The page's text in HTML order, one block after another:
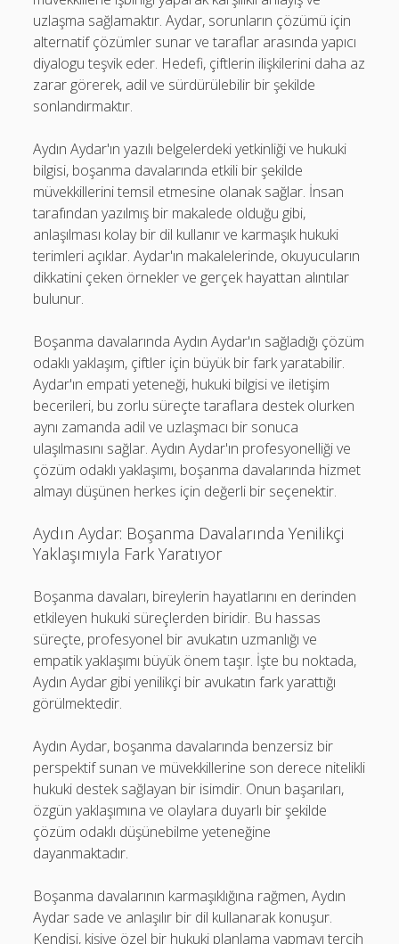
uzlaşma sağlamaktır. Aydar, sorunların çözümü için
alternatif çözümler sunar ve taraflar arasında yapıcı
diyalogu teşvik eder. Hedefi, çiftlerin ilişkilerini daha az
zarar görerek, adil ve sürdürülebilir bir şekilde
sonlandırmaktır.
Aydın Aydar'ın yazılı belgelerdeki yetkinliği ve hukuki
bilgisi, boşanma davalarında etkili bir şekilde
müvekkillerini temsil etmesine olanak sağlar. İnsan
tarafından yazılmış bir makalede olduğu gibi,
anlaşılması kolay bir dil kullanır ve karmaşık hukuki
terimleri açıklar. Aydar'ın makalelerinde, okuyucuların
dikkatini çeken örnekler ve gerçek hayattan alıntılar
bulunur.
Boşanma davalarında Aydın Aydar'ın sağladığı çözüm
odaklı yaklaşım, çiftler için büyük bir fark yaratabilir.
Aydar'ın empati yeteneği, hukuki bilgisi ve iletişim
becerileri, bu zorlu süreçte taraflara destek olurken
aynı zamanda adil ve uzlaşmacı bir sonuca
ulaşılmasını sağlar. Aydın Aydar'ın profesyonelliği ve
çözüm odaklı yaklaşımı, boşanma davalarında hizmet
almayı düşünen herkes için değerli bir seçenektir.
Aydın Aydar: Boşanma Davalarında Yenilikçi
Yaklaşımıyla Fark Yaratıyor
Boşanma davaları, bireylerin hayatlarını en derinden
etkileyen hukuki süreçlerden biridir. Bu hassas
süreçte, profesyonel bir avukatın uzmanlığı ve
empatik yaklaşımı büyük önem taşır. İşte bu noktada,
Aydın Aydar gibi yenilikçi bir avukatın fark yarattığı
görülmektedir.
Aydın Aydar, boşanma davalarında benzersiz bir
perspektif sunan ve müvekkillerine son derece nitelikli
hukuki destek sağlayan bir isimdir. Onun başarıları,
özgün yaklaşımına ve olaylara duyarlı bir şekilde
çözüm odaklı düşünebilme yeteneğine
dayanmaktadır.
Boşanma davalarının karmaşıklığına rağmen, Aydın
Aydar sade ve anlaşılır bir dil kullanarak konuşur.
Kendisi, kişiye özel bir hukuki planlama yapmayı tercih